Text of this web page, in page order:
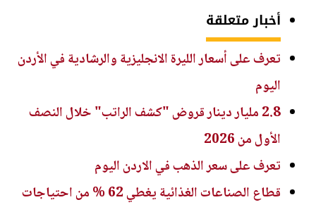
أخبار متعلقة
تعرف على أسعار الليرة الانجليزية والرشادية في الأردن
اليوم
2.8 مليار دينار قروض "كشف الراتب" خلال النصف
الأول من 2026
تعرف على سعر الذهب في الاردن اليوم
قطاع الصناعات الغذائية يغطي 62 % من احتياجات